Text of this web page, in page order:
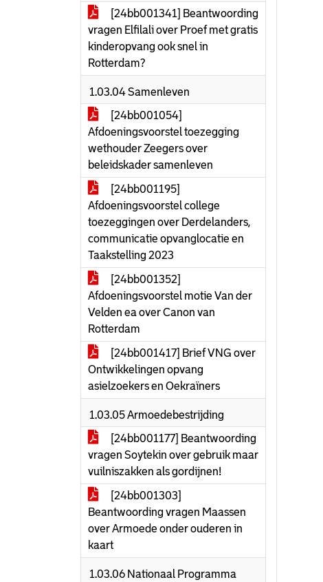
[24bb001341] Beantwoording
vragen Elfilali over Proef met gratis
kinderopvang ook snel in
Rotterdam?
1.03.04 Samenleven
[24bb001054]
Afdoeningsvoorstel toezegging
wethouder Zeegers over
beleidskader samenleven
[24bb001195]
Afdoeningsvoorstel college
toezeggingen over Derdelanders,
communicatie opvanglocatie en
Taakstelling 2023
[24bb001352]
Afdoeningsvoorstel motie Van der
Velden ea over Canon van
Rotterdam
[24bb001417] Brief VNG over
Ontwikkelingen opvang
asielzoekers en Oekraïners
1.03.05 Armoedebestrijding
[24bb001177] Beantwoording
vragen Soytekin over gebruik maar
vuilniszakken als gordijnen!
[24bb001303]
Beantwoording vragen Maassen
over Armoede onder ouderen in
kaart
1.03.06 Nationaal Programma